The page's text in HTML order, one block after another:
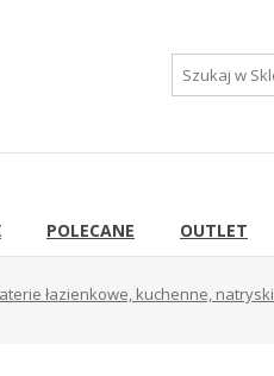
POLECANE OUTLET
łazienkowe, kuchenne, natryski